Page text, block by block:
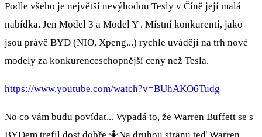
Podle všeho je největší nevýhodou Tesly v Číně její malá
nabídka. Jen Model 3 a Model Y . Místní konkurenti, jako
jsou právě BYD (NIO, Xpeng...) rychle uvádějí na trh nové
modely za konkurenceschopnější ceny než Tesla.
https://www.youtube.com/watch?v=BUhAKO6Tudg
No co vám budu povídat... Vypadá to, že Warren Buffett se s